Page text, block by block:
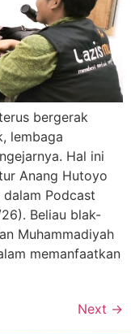
bergerak
lembaga
Hal ini
Anang Hutoyo
Podcast
Beliau blak-
Muhammadiyah
memanfaatkan
Next →